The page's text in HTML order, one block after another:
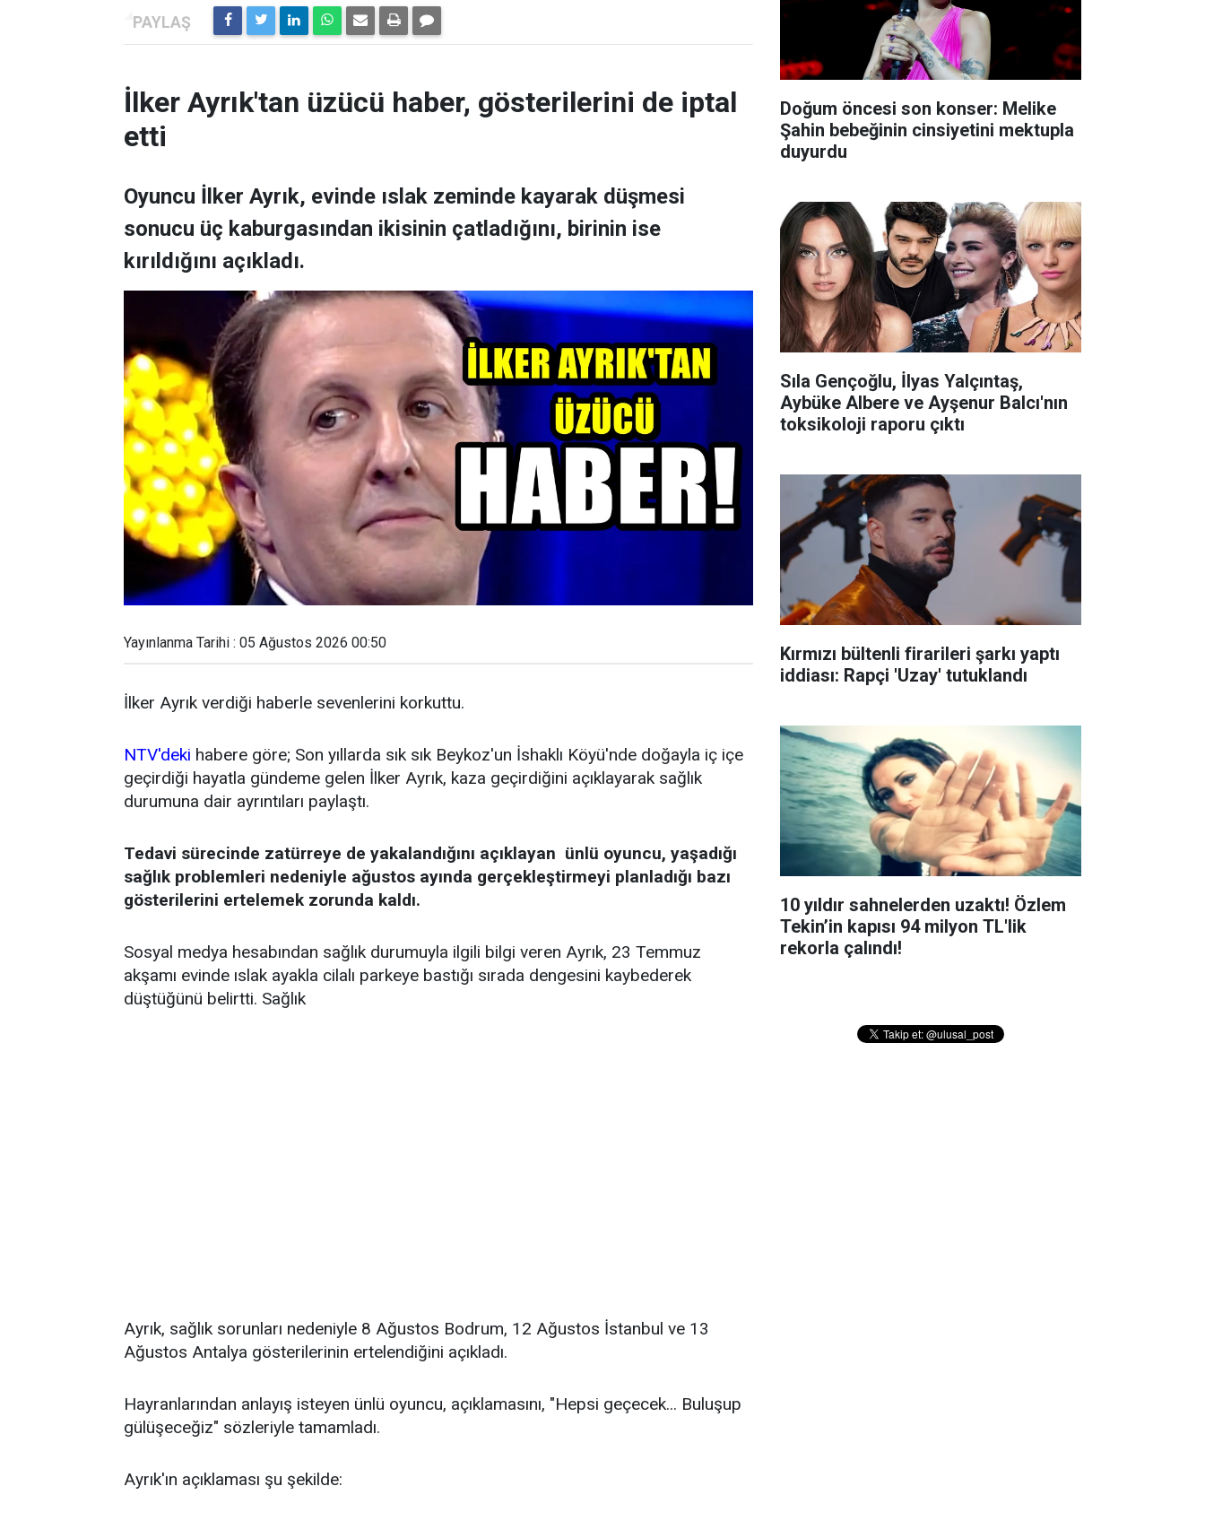
İlker Ayrık'tan üzücü haber, gösterilerini de iptal
etti
Oyuncu İlker Ayrık, evinde ıslak zeminde kayarak düşmesi
sonucu üç kaburgasından ikisinin çatladığını, birinin ise
kırıldığını açıkladı.
Yayınlanma Tarihi : 05 Ağustos 2026 00:50
İlker Ayrık verdiği haberle sevenlerini korkuttu.
NTV'deki habere göre; Son yıllarda sık sık Beykoz'un İshaklı Köyü'nde doğayla iç içe
geçirdiği hayatla gündeme gelen İlker Ayrık, kaza geçirdiğini açıklayarak sağlık
durumuna dair ayrıntıları paylaştı.
Tedavi sürecinde zatürreye de yakalandığını açıklayan ünlü oyuncu, yaşadığı
sağlık problemleri nedeniyle ağustos ayında gerçekleştirmeyi planladığı bazı
gösterilerini ertelemek zorunda kaldı.
Sosyal medya hesabından sağlık durumuyla ilgili bilgi veren Ayrık, 23 Temmuz
akşamı evinde ıslak ayakla cilalı parkeye bastığı sırada dengesini kaybederek
düştüğünü belirtti. Sağlık
Ayrık, sağlık sorunları nedeniyle 8 Ağustos Bodrum, 12 Ağustos İstanbul ve 13
Ağustos Antalya gösterilerinin ertelendiğini açıkladı.
Hayranlarından anlayış isteyen ünlü oyuncu, açıklamasını, "Hepsi geçecek... Buluşup
gülüşeceğiz" sözleriyle tamamladı.
Ayrık'ın açıklaması şu şekilde:
Doğum öncesi son konser: Melike
Şahin bebeğinin cinsiyetini mektupla
duyurdu
Sıla Gençoğlu, İlyas Yalçıntaş,
Aybüke Albere ve Ayşenur Balcı'nın
toksikoloji raporu çıktı
Kırmızı bültenli firarileri şarkı yaptı
iddiası: Rapçi 'Uzay' tutuklandı
10 yıldır sahnelerden uzaktı! Özlem
Tekin’in kapısı 94 milyon TL'lik
rekorla çalındı!